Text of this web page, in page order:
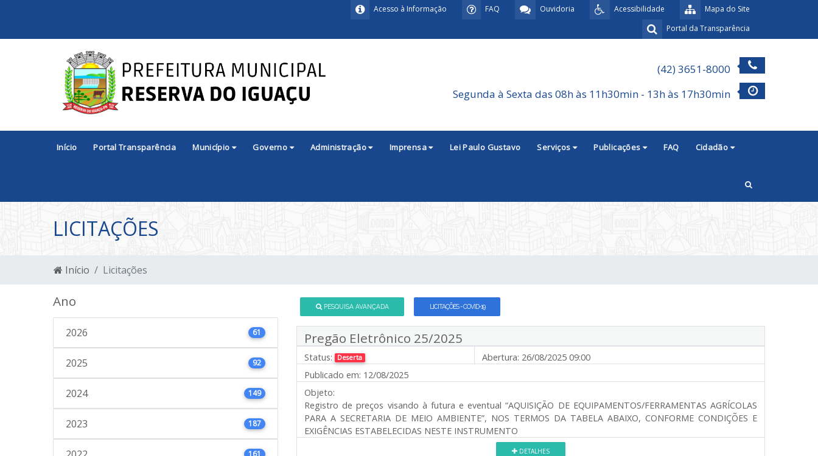
Mapa do Site
Acessibilidade
Ouvidoria
FAQ
Acesso à Informação
Portal da Transparência
(42) 3651-8000
Segunda à Sexta das 08h às 11h30min - 13h às 17h30min
Início Portal Transparência Município Governo Administração Imprensa Lei Paulo Gustavo Serviços Publicações FAQ Cidadão
LICITAÇÕES
Início Licitações
Ano
2026 61
2025 92
2024 149
2023 187
161
PESQUISA AVANÇADA LICITAÇÕES - COVID-19
Pregão Eletrônico 25/2025
Status: Deserta Abertura: 26/08/2025 09:00
Publicado em: 12/08/2025
Objeto:
Registro de preços visando à futura e eventual “AQUISIÇÃO DE EQUIPAMENTOS/FERRAMENTAS AGRÍCOLAS
PARA A SECRETARIA DE MEIO AMBIENTE”, NOS TERMOS DA TABELA ABAIXO, CONFORME CONDIÇÕES E
EXIGÊNCIAS ESTABELECIDAS NESTE INSTRUMENTO
DETALHES